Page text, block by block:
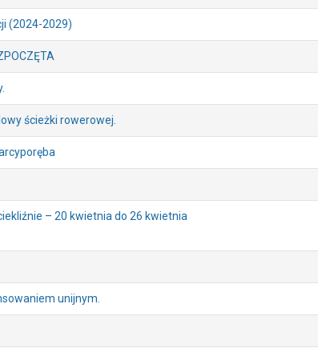
(2024-2029)
ścieżki rowerowej.
– 20 kwietnia do 26 kwietnia
unijnym.